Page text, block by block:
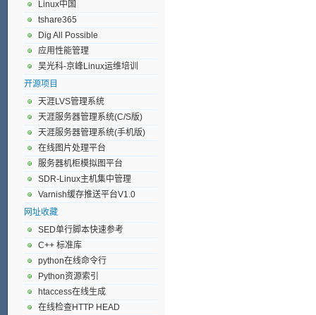
Linux中国
tshare365
Dig All Possible
应用性能管理
吴光科-京峰Linux运维培训
开源项目
天涯LVS管理系统
天涯服务器管理系统(C/S版)
天涯服务器管理系统(手机版)
在线图片处理平台
服务器机柜模拟图平台
SDR-Linux主机集中管理
Varnish缓存推送平台V1.0
网址收藏
SED单行脚本快速参考
C++ 标准库
python在线命令行
Python资源索引
htaccess在线生成
在线检查HTTP HEAD